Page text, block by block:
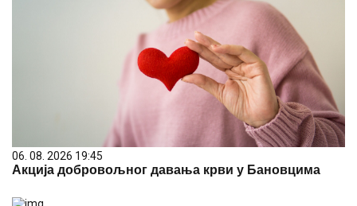
06. 08. 2026 19:45
Акција добровољног давања крви у Бановцима